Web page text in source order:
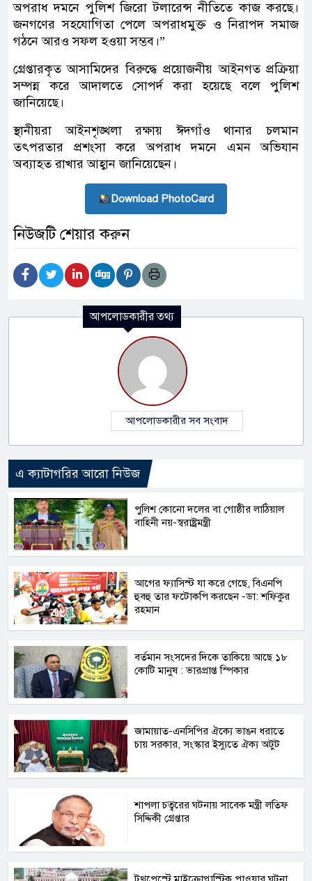
অপরাধ দমনে পুলিশ জিরো টলারেন্স নীতিতে কাজ করছে।
জনগণের সহযোগিতা পেলে অপরাধমুক্ত ও নিরাপদ সমাজ
গঠনে আরও সফল হওয়া সম্ভব।”
গ্রেপ্তারকৃত আসামিদের বিরুদ্ধে প্রয়োজনীয় আইনগত প্রক্রিয়া
সম্পন্ন করে আদালতে সোপর্দ করা হয়েছে বলে পুলিশ
জানিয়েছে।
স্থানীয়রা আইনশৃঙ্খলা রক্ষায় ঈদগাঁও থানার চলমান
তৎপরতার প্রশংসা করে অপরাধ দমনে এমন অভিযান
অব্যাহত রাখার আহ্বান জানিয়েছেন।
Download PhotoCard
নিউজটি শেয়ার করুন
আপলোডকারীর তথ্য
আপলোডকারীর সব সংবাদ
এ ক্যাটাগরির আরো নিউজ
পুলিশ কোনো দলের বা গোষ্ঠীর লাঠিয়াল
বাহিনী নয়-স্বরাষ্ট্রমন্ত্রী
আগের ফ্যাসিস্ট যা করে গেছে, বিএনপি
হুবহু তার ফটোকপি করছেন -ডা: শফিকুর
রহমান
বর্তমান সংসদের দিকে তাকিয়ে আছে ১৮
কোটি মানুষ : ভারপ্রাপ্ত স্পিকার
জামায়াত-এনসিপির ঐক্যে ভাঙন ধরাতে
চায় সরকার, সংস্কার ইস্যুতে ঐক্য অটুট
শাপলা চত্বরের ঘটনায় সাবেক মন্ত্রী লতিফ
সিদ্দিকী গ্রেপ্তার